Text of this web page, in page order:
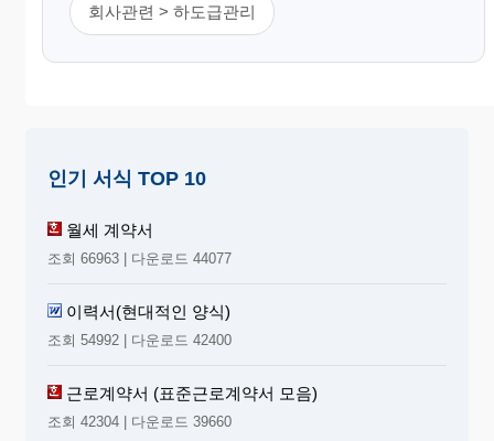
회사관련 > 하도급관리
인기 서식 TOP 10
월세 계약서
조회 66963 | 다운로드 44077
이력서(현대적인 양식)
조회 54992 | 다운로드 42400
근로계약서 (표준근로계약서 모음)
조회 42304 | 다운로드 39660